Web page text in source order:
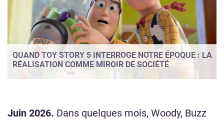
QUAND TOY STORY 5 INTERROGE NOTRE ÉPOQUE : LA
RÉALISATION COMME MIROIR DE SOCIÉTÉ
Juin 2026. Dans quelques mois, Woody, Buzz